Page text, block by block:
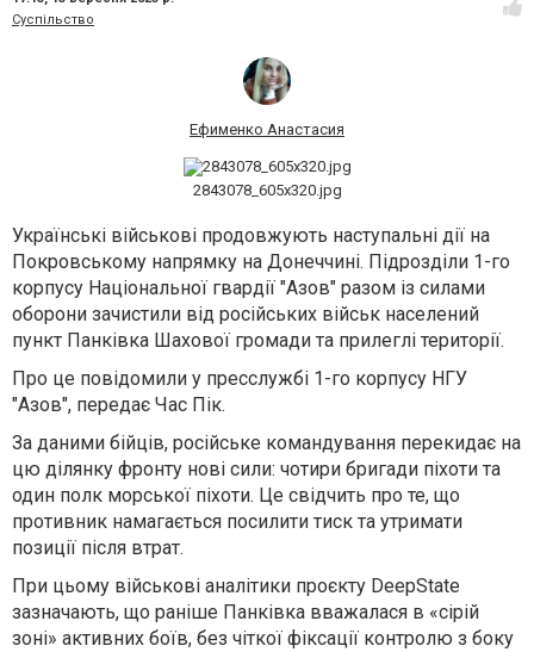
Суспільство
Ефименко Анастасия
2843078_605x320.jpg
Українські військові продовжують наступальні дії на
Покровському напрямку на Донеччині. Підрозділи 1-го
корпусу Національної гвардії "Азов" разом із силами
оборони зачистили від російських військ населений
пункт Панківка Шахової громади та прилеглі території.
Про це повідомили у пресслужбі 1-го корпусу НГУ
"Азов", передає Час Пік.
За даними бійців, російське командування перекидає на
цю ділянку фронту нові сили: чотири бригади піхоти та
один полк морської піхоти. Це свідчить про те, що
противник намагається посилити тиск та утримати
позиції після втрат.
При цьому військові аналітики проєкту DeepState
зазначають, що раніше Панківка вважалася в «сірій
зоні» активних боїв, без чіткої фіксації контролю з боку